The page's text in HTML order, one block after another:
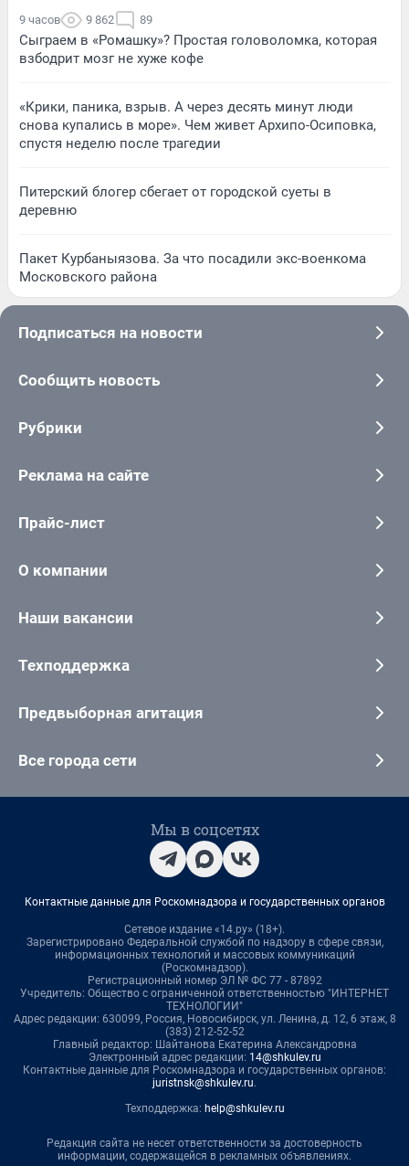
9 часов 9 862 89
Сыграем в «Ромашку»? Простая головоломка, которая
взбодрит мозг не хуже кофе
«Крики, паника, взрыв. А через десять минут люди
снова купались в море». Чем живет Архипо-Осиповка,
спустя неделю после трагедии
Питерский блогер сбегает от городской суеты в
деревню
Пакет Курбаныязова. За что посадили экс-военкома
Московского района
Подписаться на новости
Сообщить новость
Рубрики
Реклама на сайте
Прайс-лист
О компании
Наши вакансии
Техподдержка
Предвыборная агитация
Все города сети
Мы в соцсетях
Контактные данные для Роскомнадзора и государственных органов
Сетевое издание «14.ру» (18+).
Зарегистрировано Федеральной службой по надзору в сфере связи,
информационных технологий и массовых коммуникаций
(Роскомнадзор).
Регистрационный номер ЭЛ № ФС 77 - 87892
Учредитель: Общество с ограниченной ответственностью "ИНТЕРНЕТ
ТЕХНОЛОГИИ"
Адрес редакции: 630099, Россия, Новосибирск, ул. Ленина, д. 12, 6 этаж, 8
(383) 212-52-52
Главный редактор: Шайтанова Екатерина Александровна
Электронный адрес редакции: 14@shkulev.ru
Контактные данные для Роскомнадзора и государственных органов:
juristnsk@shkulev.ru.
Техподдержка: help@shkulev.ru
Редакция сайта не несет ответственности за достоверность
информации, содержащейся в рекламных объявлениях.